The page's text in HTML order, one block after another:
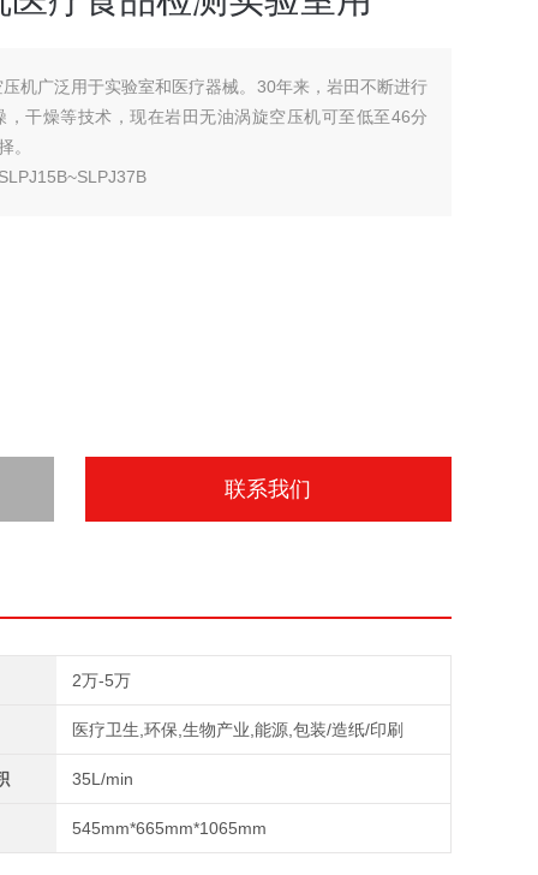
机广泛用于实验室和医疗器械。30年来，岩田不断进行
干燥等技术，现在岩田无油涡旋空压机可至低至46分
。
联系我们
2万-5万
医疗卫生,环保,生物产业,能源,包装/造纸/印刷
35L/min
545mm*665mm*1065mm